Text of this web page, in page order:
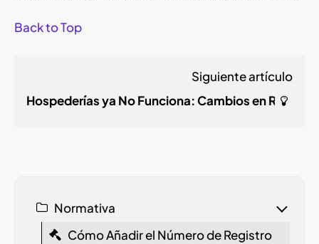
Back to Top
Siguiente artículo
Hospederías ya No Funciona: Cambios en
Normativa
Cómo Añadir el Número de Registro